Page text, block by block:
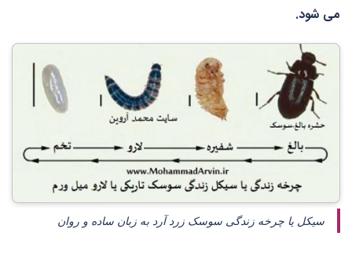
می شود.
سیکل یا چرخه زندگی سوسک زرد آرد به زبان ساده و روان